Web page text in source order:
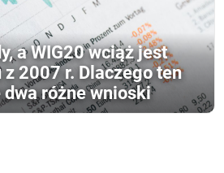
a WIG20 wciąż jest
2007 r. Dlaczego ten
różne wnioski